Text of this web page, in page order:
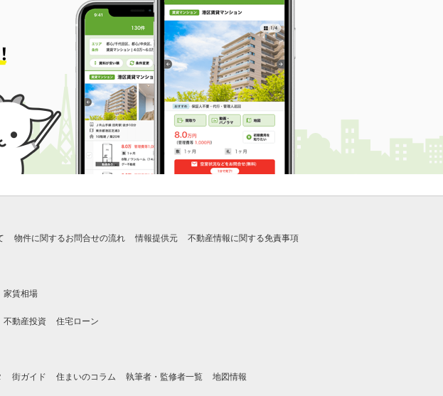
物件に関するお問合せの流れ 情報提供元 不動産情報に関する免責事項
家賃相場
不動産投資 住宅ローン
街ガイド 住まいのコラム 執筆者・監修者一覧 地図情報